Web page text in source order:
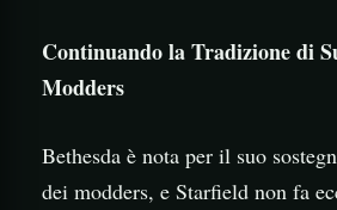
Continuando la Tradizione di
Modders
Bethesda è nota per il suo
dei modders, e Starfield non fa